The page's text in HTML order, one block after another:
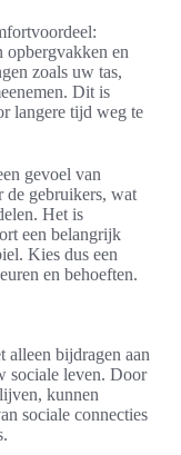
opbergvakken en
zoals uw tas,
Dit is
langere tijd weg te
gevoel van
de gebruikers, wat
Het is
een belangrijk
Kies dus een
en behoeften.
alleen bijdragen aan
sociale leven. Door
kunnen
sociale connecties